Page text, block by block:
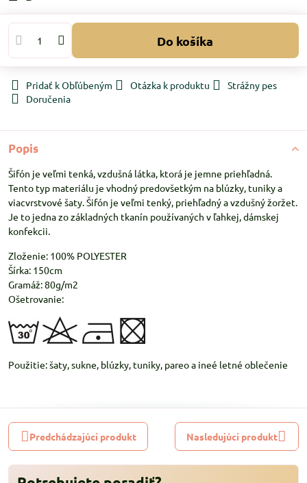
Do košíka
Pridať k Obľúbeným Otázka k produktu
Strážny pes
Doručenia
Popis
Šifón je veľmi tenká, vzdušná látka, ktorá je jemne priehľadná.
Tento typ materiálu je vhodný predovšetkým na blúzky, tuniky a
viacvrstvové šaty. Šifón je veľmi tenký, priehľadný a vzdušný žoržet.
Je to jedna zo základných tkanín používaných v ľahkej, dámskej
konfekcii.
Zloženie: 100% POLYESTER
Šírka: 150cm
Gramáž: 80g/m2
Ošetrovanie:
Použitie: šaty, sukne, blúzky, tuniky, pareo a ineé letné oblečenie
Predchádzajúci produkt Nasledujúci produkt